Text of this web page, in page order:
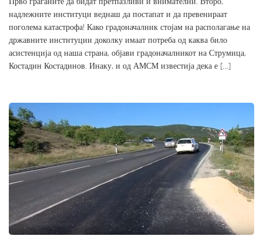
надлежните институци веднаш да постапат и да превенираат
поголема катастрофа! Како градоначалник стојам на располагање на
државните институции доколку имаат потреба од каква било
асистенција од наша страна, објави градоначалникот на Струмица,
Костадин Костадинов. Инаку, и од АМСМ известија дека е […]